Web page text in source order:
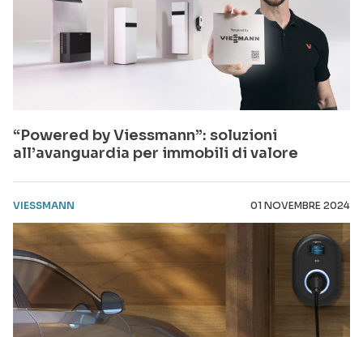
“Powered by Viessmann”: soluzioni
all’avanguardia per immobili di valore
VIESSMANN 01 NOVEMBRE 2024